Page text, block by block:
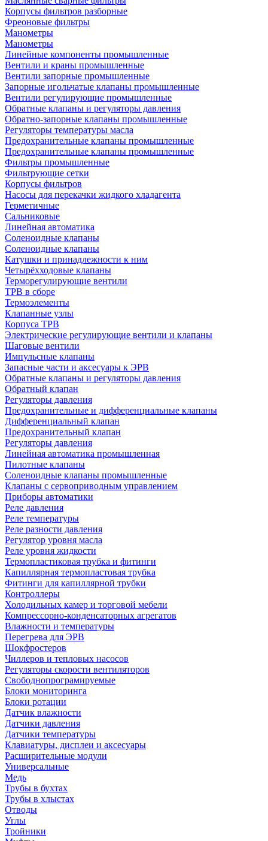
Корпусы фильтров разборные
Фреоновые фильтры
Манометры
Манометры
Линейные компоненты промышленные
Вентили и краны промышленные
Вентили запорные промышленные
Запорные игольчатые клапаны промышленные
Вентили регулирующие промышленные
Обратные клапаны и регуляторы давления
Обратно-запорные клапаны промышленные
Регуляторы температуры масла
Предохранительные клапаны промышленные
Предохранительные клапаны промышленные
Фильтры промышленные
Фильтрующие сетки
Корпусы фильтров
Насосы для перекачки жидкого хладагента
Герметичные
Сальниковые
Линейная автоматика
Соленоидные клапаны
Соленоидные клапаны
Катушки и принадлежности к ним
Четырёхходовые клапаны
Терморегулирующие вентили
ТРВ в сборе
Термоэлементы
Клапанные узлы
Корпуса ТРВ
Электрические регулирующие вентили и клапаны
Шаговые вентили
Импульсные клапаны
Запасные части и аксесуары к ЭРВ
Обратные клапаны и регуляторы давления
Обратный клапан
Регуляторы давления
Предохранительные и дифференциальные клапаны
Дифференциальный клапан
Предохранительный клапан
Регуляторы давления
Линейная автоматика промышленная
Пилотные клапаны
Соленоидные клапаны промышленные
Клапаны с сервоприводным управлением
Приборы автоматики
Реле давления
Реле температуры
Реле разности давления
Регулятор уровня масла
Реле уровня жидкости
Термопластиковая трубка и фитинги
Капиллярная термопластовая трубка
Фитинги для капиллярной трубки
Контроллеры
Холодильных камер и торговой мебели
Компрессорно-конденсаторных агрегатов
Влажности и температуры
Перегрева для ЭРВ
Шокфростеров
Чиллеров и тепловых насосов
Регуляторы скорости вентиляторов
Свободнопрограмируемые
Блоки мониторинга
Блоки ротации
Датчик влажности
Датчики давления
Датчики температуры
Клавиатуры, дисплеи и аксесуары
Расширительные модули
Универсальные
Медь
Трубы в бухтах
Трубы в хлыстах
Отводы
Углы
Тройники